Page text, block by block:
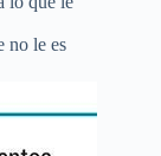
no le es